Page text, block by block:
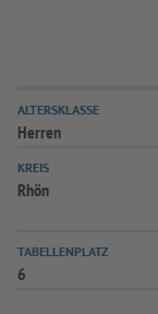
ALTERSKLASSE
Herren
KREIS
Rhön
TABELLENPLATZ
6